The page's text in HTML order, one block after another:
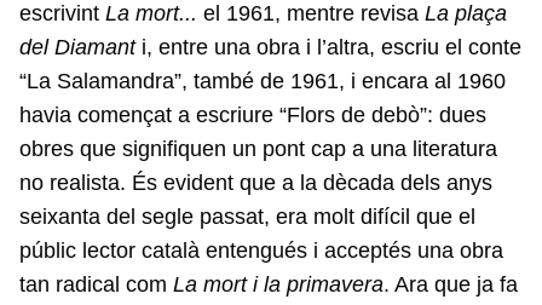
escrivint La mort... el 1961, mentre revisa La plaça
del Diamanti, entre una obra i l’altra, escriu el conte
“La Salamandra”, també de 1961, i encara al 1960
havia començat a escriure “Flors de debò”: dues
obres que signifiquen un pont cap a una literatura
no realista. És evident que a la dècada dels anys
seixanta del segle passat, era molt difícil que el
públic lector català entengués i acceptés una obra
tan radical com La mort i la primavera. Ara que ja fa